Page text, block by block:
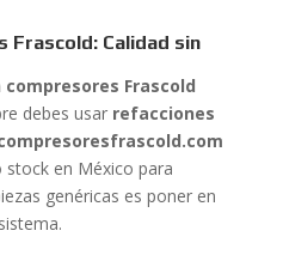
Frascold: Calidad sin
Frascold
debes usar refacciones
en México para
genéricas es poner en